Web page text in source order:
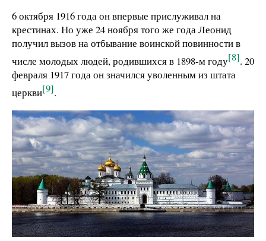
6 октября 1916 года он впервые прислуживал на
крестинах. Но уже 24 ноября того же года Леонид
получил вызов на отбывание воинской повинности в
числе молодых людей, родившихся в 1898-м году[8]. 20
февраля 1917 года он значился уволенным из штата
церкви[9].